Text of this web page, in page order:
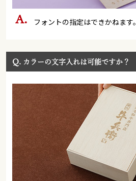
フォントの指定はできかねます。
Q. カラーの文字入れは可能ですか？